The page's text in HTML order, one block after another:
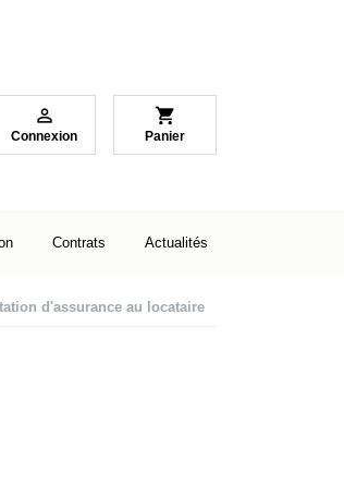

Connexion
shopping_cart
Panier
Contrats Actualités
d'assurance au locataire